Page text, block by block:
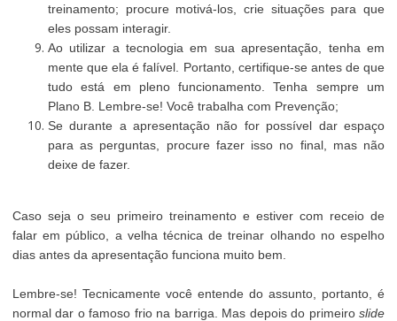
treinamento; procure motivá-los, crie situações para que
eles possam interagir.
Ao utilizar a tecnologia em sua apresentação, tenha em
mente que ela é falível. Portanto, certifique-se antes de que
tudo está em pleno funcionamento. Tenha sempre um
Plano B. Lembre-se! Você trabalha com Prevenção;
Se durante a apresentação não for possível dar espaço
para as perguntas, procure fazer isso no final, mas não
deixe de fazer.
Caso seja o seu primeiro treinamento e estiver com receio de
falar em público, a velha técnica de treinar olhando no espelho
dias antes da apresentação funciona muito bem.
Lembre-se! Tecnicamente você entende do assunto, portanto, é
normal dar o famoso frio na barriga. Mas depois do primeiroslide